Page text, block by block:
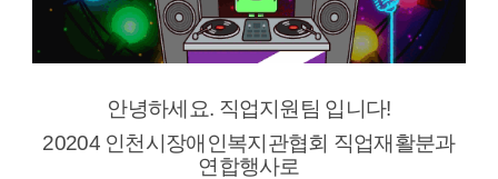
안녕하세요. 직업지원팀 입니다!
20204 인천시장애인복지관협회 직업재활분과
연합행사로